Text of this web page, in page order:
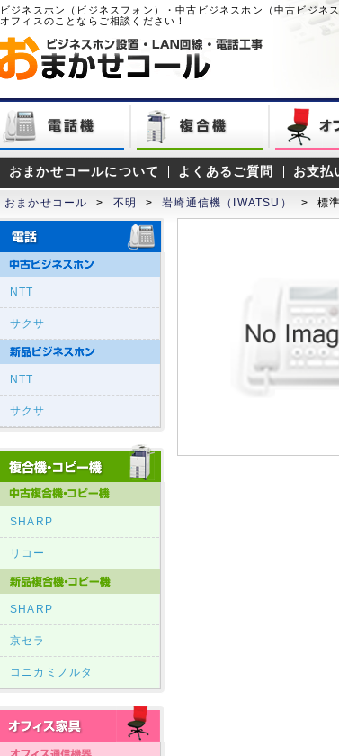
ビジネスホン（ビジネスフォン）・中古ビジネスホン（中古ビジネ
オフィスのことならご相談ください！
おまかせコールについて よくあるご質問 お支払
おまかせコール > 不明 > 岩崎通信機（IWATSU） > 標
NTT
サクサ
NTT
サクサ
SHARP
リコー
SHARP
京セラ
コニカミノルタ